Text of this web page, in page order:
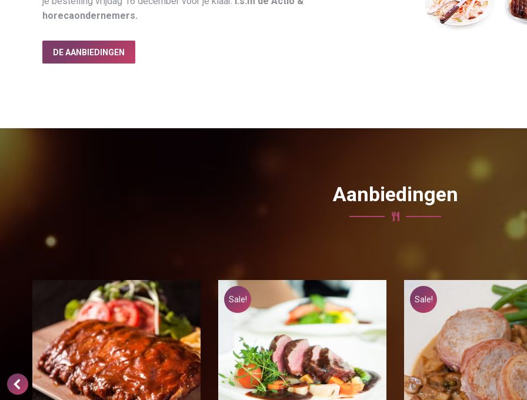
horecaondernemers.
DE AANBIEDINGEN
Aanbiedingen
Sale! Sale!